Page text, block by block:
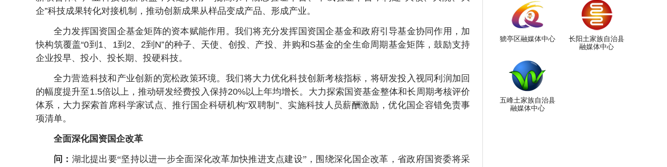
企”科技成果转化对接机制，推动创新成果从样品变成产品、形成产业。
全力发挥国资国企基金矩阵的资本赋能作用。我们将充分发挥国资国企基金和政府引导基金协同作用，加
快构筑覆盖“0到1、1到2、2到N”的种子、天使、创投、产投、并购和S基金的全生命周期基金矩阵，鼓励支持
企业投早、投小、投长期、投硬科技。
全力营造科技和产业创新的宽松政策环境。我们将大力优化科技创新考核指标，将研发投入视同利润加回
的幅度提升至1.5倍以上，推动研发经费投入保持20%以上年均增长。大力探索国资基金整体和长周期考核评价
体系，大力探索首席科学家试点、推行国企科研机构“双聘制”、实施科技人员薪酬激励，优化国企容错免责事
项清单。
全面深化国资国企改革
问： 湖北提出要“坚持以进一步全面深化改革加快推进支点建设”，围绕深化国企改革，省政府国资委将采
猇亭区融媒体中心
长阳土家族自治县
融媒体中心
五峰土家族自治县
融媒体中心